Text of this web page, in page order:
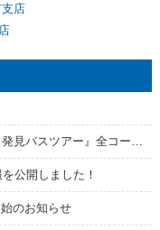
店
ツアー』全コース販売開始！
公開しました！
のお知らせ